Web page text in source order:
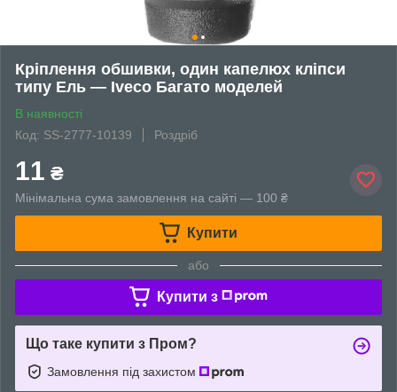
Кріплення обшивки, один капелюх кліпси
типу Ель — Iveco Багато моделей
В наявності
Код: SS-2777-10139
Роздріб
11 ₴
Мінімальна сума замовлення на сайті — 100 ₴
Купити
або
Купити з
Що таке купити з Пром?
Замовлення під захистом